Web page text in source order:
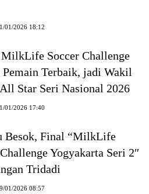
01/2026 18:12
Soccer Challenge
Pemain Terbaik, jadi Wakil
Star Seri Nasional 2026
01/2026 17:40
Besok, Final “MilkLife
Yogyakarta Seri 2″
Tridadi
01/2026 08:57